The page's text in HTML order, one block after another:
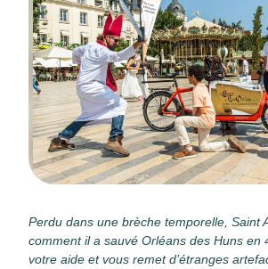
Perdu dans une brèche temporelle, Saint
comment il a sauvé Orléans des Huns en
votre aide et vous remet d’étranges